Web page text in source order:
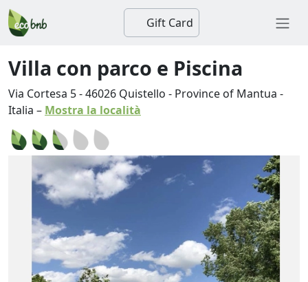
Gift Card
Villa con parco e Piscina
Via Cortesa 5-46026 Quistello - Province of Mantua -
Italia – Mostra la località